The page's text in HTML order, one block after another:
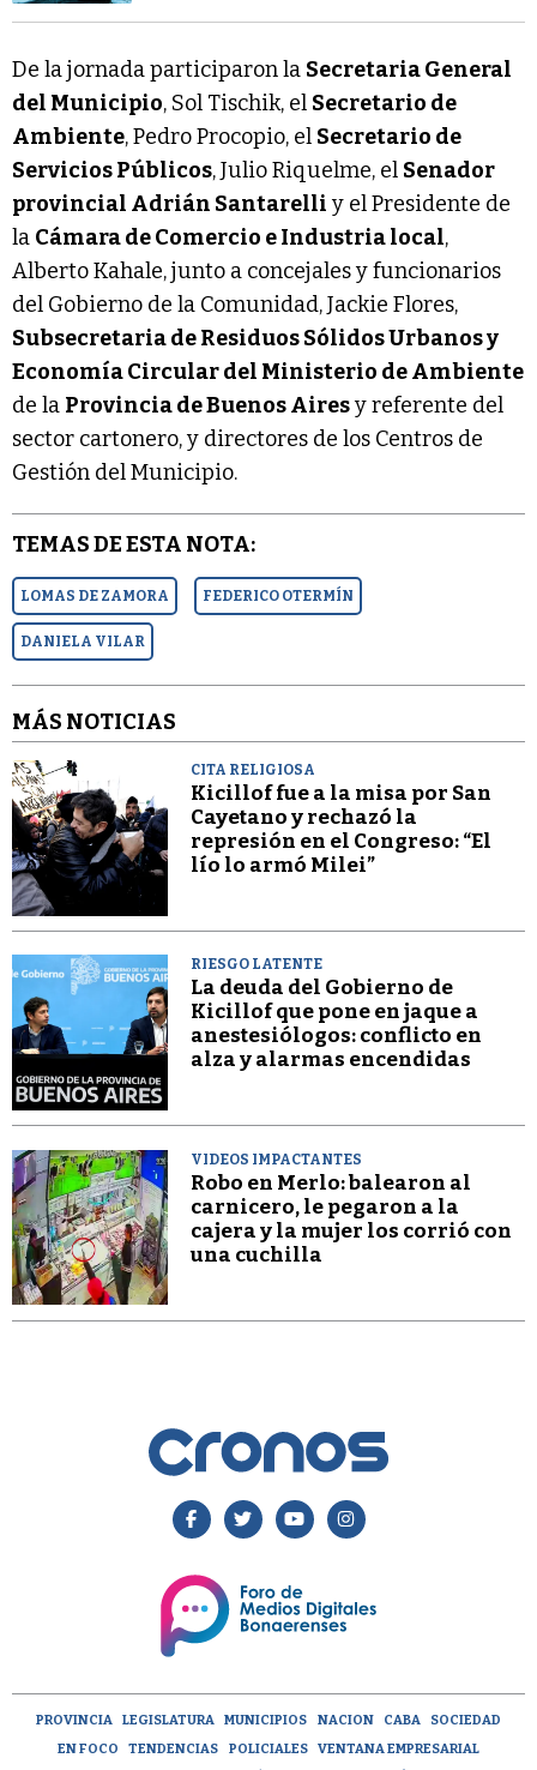
De la jornada participaron la Secretaria General
del Municipio, Sol Tischik, el Secretario de
Ambiente, Pedro Procopio, el Secretario de
Servicios Públicos, Julio Riquelme, el Senador
provincial Adrián Santarelli y el Presidente de
la Cámara de Comercio e Industria local,
Alberto Kahale, junto a concejales y funcionarios
del Gobierno de la Comunidad, Jackie Flores,
Subsecretaria de Residuos Sólidos Urbanos y
Economía Circular del Ministerio de Ambiente
de la Provincia de Buenos Airesy referente del
sector cartonero, y directores de los Centros de
Gestión del Municipio.
TEMAS DE ESTA NOTA:
LOMAS DE ZAMORA FEDERICO OTERMÍN
DANIELA VILAR
MÁS NOTICIAS
CITA RELIGIOSA
Kicillof fue a la misa por San
Cayetano y rechazó la
represión en el Congreso: “El
lío lo armó Milei”
RIESGO LATENTE
La deuda del Gobierno de
Kicillof que pone en jaque a
anestesiólogos: conflicto en
alza y alarmas encendidas
VIDEOS IMPACTANTES
Robo en Merlo: balearon al
carnicero, le pegaron a la
cajera y la mujer los corrió con
una cuchilla
PROVINCIA LEGISLATURA MUNICIPIOS NACION CABA
SOCIEDAD
EN FOCO
TENDENCIAS POLICIALES
VENTANA EMPRESARIAL